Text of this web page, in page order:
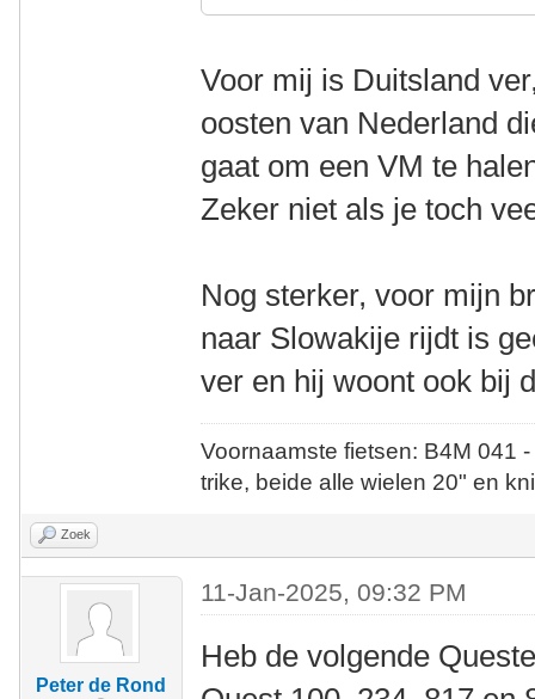
Voor mij is Duitsland
oosten van Nederland
gaat om een VM te
Zeker niet als je toch
Nog sterker, voor mijn
naar Slowakije rijdt is
ver en hij woont ook bij
Voornaamste fietsen: B4M
trike, beide alle wielen 20" en
Zoek
Peter de Rond
11-Jan-2025, 09:32 PM
Heb de volgende